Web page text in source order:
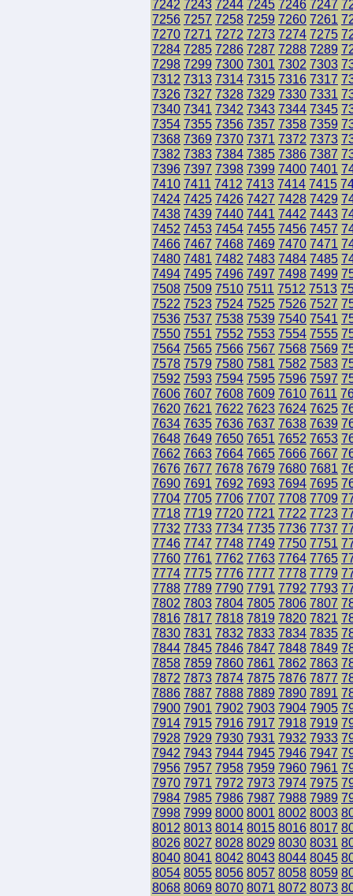
7242 7243 7244 7245 7246 7247
7256 7257 7258 7259 7260 7261
7270 7271 7272 7273 7274 7275
7284 7285 7286 7287 7288 7289
7298 7299 7300 7301 7302 7303
7312 7313 7314 7315 7316 7317
7326 7327 7328 7329 7330 7331
7340 7341 7342 7343 7344 7345
7354 7355 7356 7357 7358 7359
7368 7369 7370 7371 7372 7373
7382 7383 7384 7385 7386 7387
7396 7397 7398 7399 7400 7401
7410 7411 7412 7413 7414 7415
7424 7425 7426 7427 7428 7429
7438 7439 7440 7441 7442 7443
7452 7453 7454 7455 7456 7457
7466 7467 7468 7469 7470 7471
7480 7481 7482 7483 7484 7485
7494 7495 7496 7497 7498 7499
7508 7509 7510 7511 7512 7513
7522 7523 7524 7525 7526 7527
7536 7537 7538 7539 7540 7541
7550 7551 7552 7553 7554 7555
7564 7565 7566 7567 7568 7569
7578 7579 7580 7581 7582 7583
7592 7593 7594 7595 7596 7597
7606 7607 7608 7609 7610 7611
7620 7621 7622 7623 7624 7625
7634 7635 7636 7637 7638 7639
7648 7649 7650 7651 7652 7653
7662 7663 7664 7665 7666 7667
7676 7677 7678 7679 7680 7681
7690 7691 7692 7693 7694 7695
7704 7705 7706 7707 7708 7709
7718 7719 7720 7721 7722 7723
7732 7733 7734 7735 7736 7737
7746 7747 7748 7749 7750 7751
7760 7761 7762 7763 7764 7765
7774 7775 7776 7777 7778 7779
7788 7789 7790 7791 7792 7793
7802 7803 7804 7805 7806 7807
7816 7817 7818 7819 7820 7821
7830 7831 7832 7833 7834 7835
7844 7845 7846 7847 7848 7849
7858 7859 7860 7861 7862 7863
7872 7873 7874 7875 7876 7877
7886 7887 7888 7889 7890 7891
7900 7901 7902 7903 7904 7905
7914 7915 7916 7917 7918 7919
7928 7929 7930 7931 7932 7933
7942 7943 7944 7945 7946 7947
7956 7957 7958 7959 7960 7961
7970 7971 7972 7973 7974 7975
7984 7985 7986 7987 7988 7989
7998 7999 8000 8001 8002 8003
8012 8013 8014 8015 8016 8017
8026 8027 8028 8029 8030 8031
8040 8041 8042 8043 8044 8045
8054 8055 8056 8057 8058 8059
8068 8069 8070 8071 8072 8073